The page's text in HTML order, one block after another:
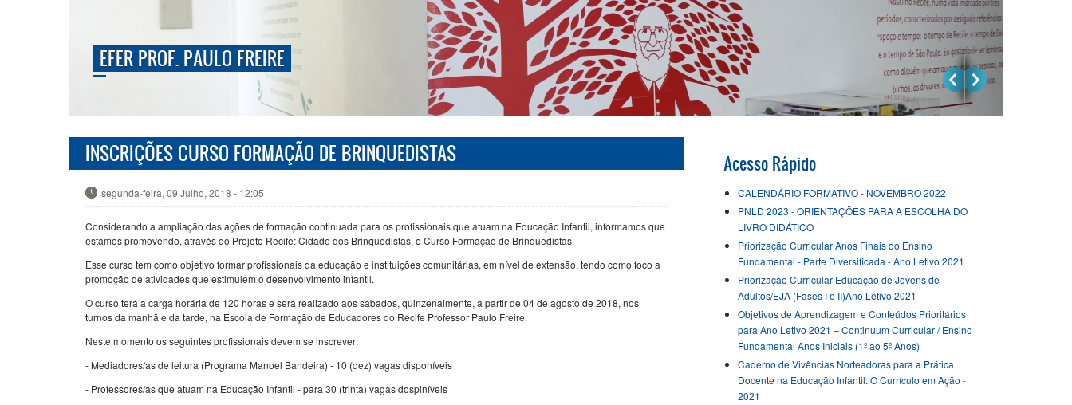
EFER PROF. PAULO FREIRE
INSCRIÇÕES CURSO FORMAÇÃO DE BRINQUEDISTAS
segunda-feira, 09 Julho, 2018 - 12:05
Considerando a ampliação das ações de formação continuada para os profissionais que atuam na Educação Infantil, informamos que
estamos promovendo, através do Projeto Recife: Cidade dos Brinquedistas, o Curso Formação de Brinquedistas.
Esse curso tem como objetivo formar profissionais da educação e instituições comunitárias, em nível de extensão, tendo como foco a
promoção de atividades que estimulem o desenvolvimento infantil.
O curso terá a carga horária de 120 horas e será realizado aos sábados, quinzenalmente, a partir de 04 de agosto de 2018, nos
turnos da manhã e da tarde, na Escola de Formação de Educadores do Recife Professor Paulo Freire.
Neste momento os seguintes profissionais devem se inscrever:
- Mediadores/as de leitura (Programa Manoel Bandeira) - 10 (dez) vagas disponíveis
- Professores/as que atuam na Educação Infantil - para 30 (trinta) vagas dospiníveis
Acesso Rápido
CALENDÁRIO FORMATIVO - NOVEMBRO 2022
PNLD 2023 - ORIENTAÇÕES PARA A ESCOLHA DO
LIVRO DIDÁTICO
Priorização Curricular Anos Finais do Ensino
Fundamental - Parte Diversificada - Ano Letivo 2021
Priorização Curricular Educação de Jovens de
Adultos/EJA (Fases I e II)Ano Letivo 2021
Objetivos de Aprendizagem e Conteúdos Prioritários
para Ano Letivo 2021 – Continuum Curricular / Ensino
Fundamental Anos Iniciais (1º ao 5º Anos)
Caderno de Vivências Norteadoras para a Prática
Docente na Educação Infantil: O Currículo em Ação -
2021